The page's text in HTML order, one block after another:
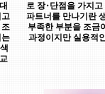
로 장･단점을 가지
파트너를 만나기란
부족한 부분을 조금
과정이지만 실용적